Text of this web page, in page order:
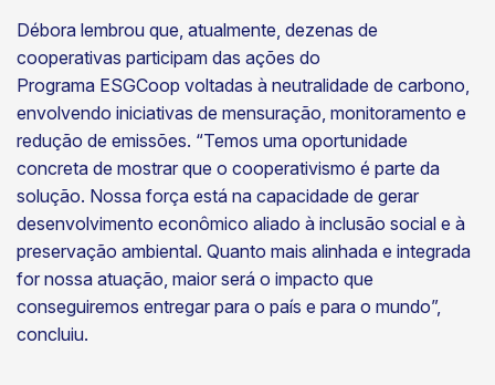
Débora lembrou que, atualmente, dezenas de
cooperativas participam das ações do
Programa ESGCoop voltadas à neutralidade de carbono,
envolvendo iniciativas de mensuração, monitoramento e
redução de emissões. “Temos uma oportunidade
concreta de mostrar que o cooperativismo é parte da
solução. Nossa força está na capacidade de gerar
desenvolvimento econômico aliado à inclusão social e à
preservação ambiental. Quanto mais alinhada e integrada
for nossa atuação, maior será o impacto que
conseguiremos entregar para o país e para o mundo”,
concluiu.